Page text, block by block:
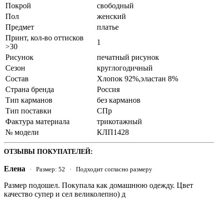
Покрой
свободный
Пол
женский
Предмет
платье
Принт, кол-во оттисков
>30
1
Рисунок
печатный рисунок
Сезон
круглогодичный
Состав
Хлопок 92%,эластан 8%
Страна бренда
Россия
Тип карманов
без карманов
Тип поставки
СПр
Фактура материала
трикотажный
№ модели
КЛП1428
ОТЗЫВЫ ПОКУПАТЕЛЕЙ:
Елена · Размер: 52 · Подходит согласно размеру
Размер подошел. Покупала как домашнюю одежду. Цвет
качество супер и сел великолепно) д